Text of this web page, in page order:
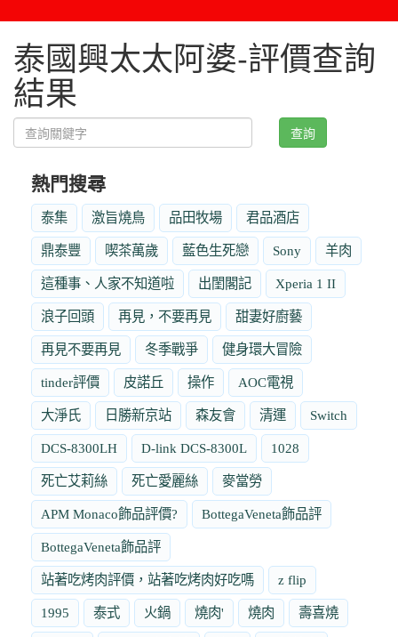
泰國興太太阿婆-評價查詢
結果
查詢
熱門搜尋
泰集 激旨燒鳥 品田牧場 君品酒店
鼎泰豐 喫茶萬歲 藍色生死戀 Sony 羊肉
這種事、人家不知道啦 出閨閣記 Xperia 1 II
浪子回頭 再見，不要再見 甜妻好廚藝
再見不要再見 冬季戰爭 健身環大冒險
tinder評價 皮諾丘 操作 AOC電視
大淨氏 日勝新京站 森友會 清運 Switch
DCS-8300LH D-link DCS-8300L 1028
死亡艾莉絲 死亡愛麗絲 麥當勞
APM Monaco飾品評價? BottegaVeneta飾品評
BottegaVeneta飾品評
站著吃烤肉評價，站著吃烤肉好吃嗎 z flip
1995 泰式 火鍋 燒肉' 燒肉 壽喜燒